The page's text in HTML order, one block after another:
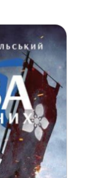
Книги для підлітків
Науково-популярна
Навчальна
(527)
Енциклопедії,
(55)
Подарункові